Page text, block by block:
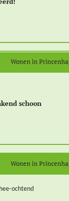
Wonen in
schoon
Wonen in
ochtend